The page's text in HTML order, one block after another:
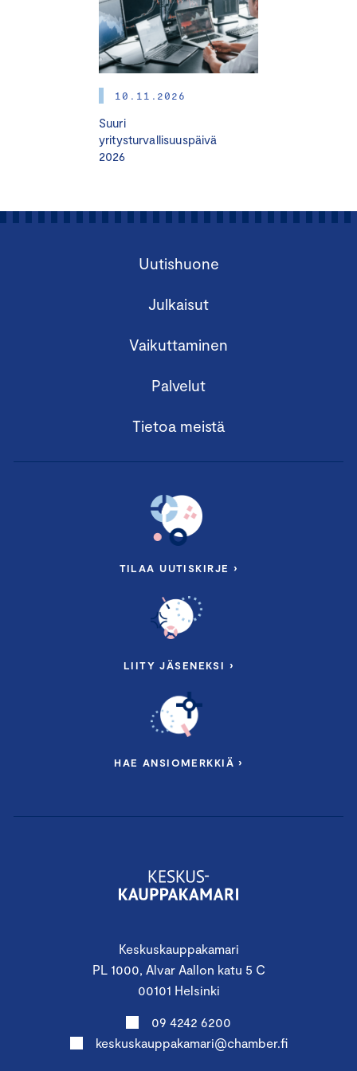
ja VSME-kestävyysraportoinnista kiinnostuneille.
Keskuskauppakamari järjestää VSME-standardin toisesta
osasta, Comprehensive- eli laajasta moduulista, oman
17.11.2025.
Koulutus toteutetaan verkossa.
12.30 Tervetuloa, koulutuksen avaus ja osallistujien
– Raportoinnin prosessi
Keskuskauppakamari
14.00 Tauko
Helppokäyttöinen työkalu VSME-raportointiin
– Tutustutaan käytännönläheiseen
palveluun, jonka avulla vastaat sidosryhmien
vastuullisuusvaatimuksiin.
Käymme läpi työkalun sisältämät ESG-
– Käytännön esimerkki VSME-kestävyysraportoinnista
, Sustainability & Sales
Keskuskauppakamari
16.30 Koulutus päättyy
YHTEISTYÖSSÄ
10.11.2026
Suuri
yritysturvallisuuspäivä
2026
Keskuskauppakamari
PL 1000, Alvar Aallon katu 5 C
00101 Helsinki
09 4242 6200
keskuskauppakamari@chamber.fi
Uutishuone
Julkaisut
Vaikuttaminen
Palvelut
Tietoa meistä
TILAA UUTISKIRJE ›
LIITY JÄSENEKSI ›
HAE ANSIOMERKKIÄ ›